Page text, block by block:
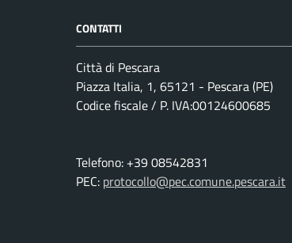
CONTATTI
Città di Pescara
Piazza Italia, 1, 65121 - Pescara (PE)
Codice fiscale / P. IVA:00124600685
Telefono: +39 08542831
PEC: protocollo@pec.comune.pescara.it